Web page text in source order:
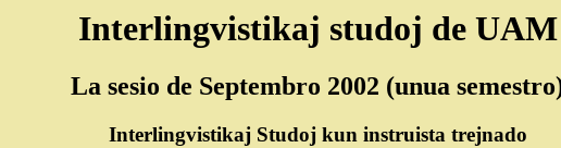
Interlingvistikaj studoj de UAM
La sesio de Septembro 2002 (unua
Interlingvistikaj Studoj kun instruista trejnado